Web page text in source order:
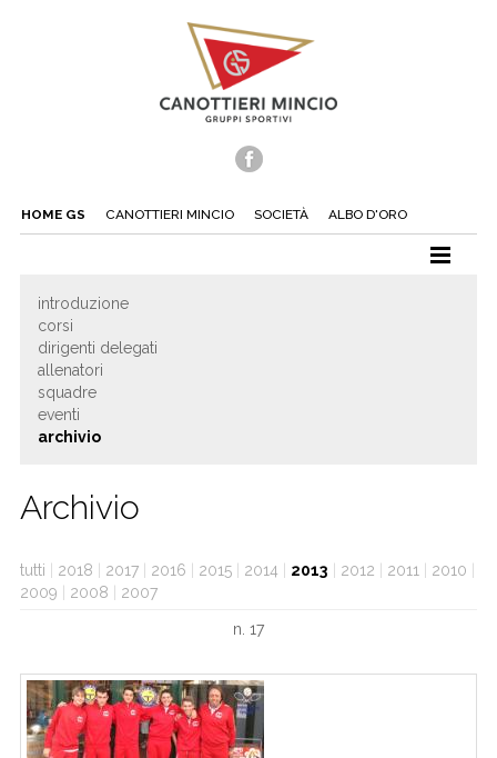
HOME GS CANOTTIERI MINCIO SOCIETÀ ALBO D'ORO
CANOA
TUFFI
NUOTO
TENNIS
CALCIO
introduzione
corsi
dirigenti delegati
allenatori
squadre
eventi
archivio
Archivio
tutti 2018 2017| 2016 2015| 2014 2013 2012 2011| 2010
2009
2008 2007
n. 17